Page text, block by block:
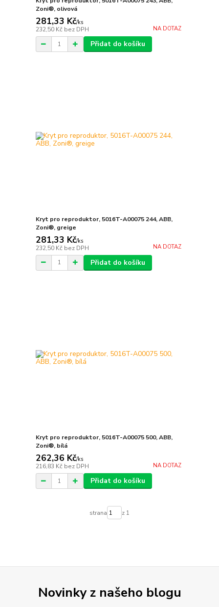
Zoni®, olivová
281,33 Kč/ks
232,50 Kč bez DPH NA DOTAZ
Přidat do košíku
Kryt pro reproduktor, 5016T-A00075 244, ABB,
Zoni®, greige
281,33 Kč/ks
232,50 Kč bez DPH NA DOTAZ
Přidat do košíku
Kryt pro reproduktor, 5016T-A00075 500, ABB,
Zoni®, bílá
262,36 Kč/ks
216,83 Kč bez DPH NA DOTAZ
Přidat do košíku
strana z 1
Novinky z našeho blogu